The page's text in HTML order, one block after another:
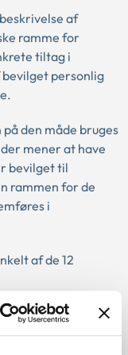
af
ramme for
tiltag i
personlig
den måde bruges
mener at have
bevilget til
rammen for de
i
af de 12
af lovligheden
til reducering